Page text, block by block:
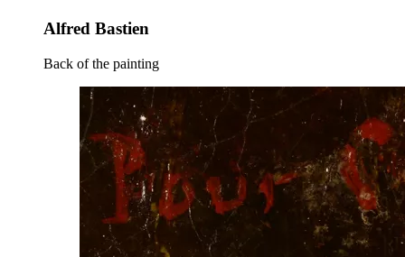
Alfred Bastien
Back of the painting